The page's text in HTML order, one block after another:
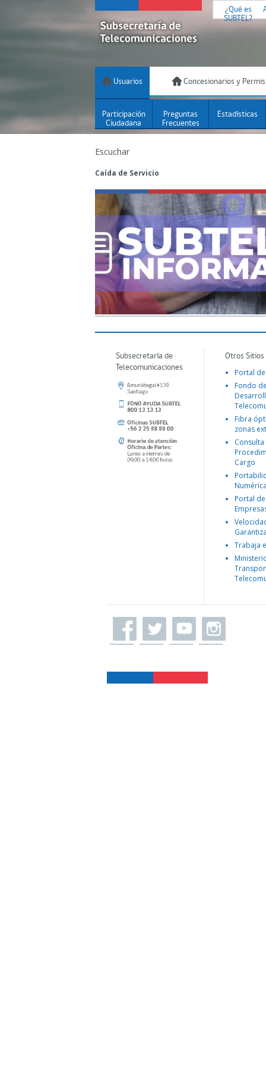
¿Qué es
SUBTEL?
Usuarios Concesionarios y
Participación
Ciudadana
Preguntas
Frecuentes
Estadísticas
Escuchar
Caída de Servicio
Subsecretaría de
Telecomunicaciones
Otros
Portal
Fondo
Fibra
zonas
Consulta
Cargo
Portal
Trabaja